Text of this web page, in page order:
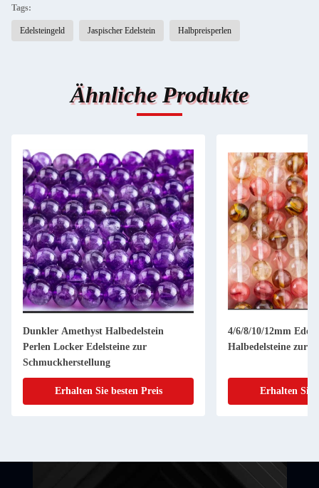
Tags:
Edelsteingeld Jaspischer Edelstein Halbpreisperlen
Ähnliche Produkte
Dunkler Amethyst Halbedelstein
Perlen Locker Edelsteine zur
Schmuckherstellung
Erhalten Sie besten Preis
4/6/8/10/12mm
Halbedelsteine zur
Erhalten Sie